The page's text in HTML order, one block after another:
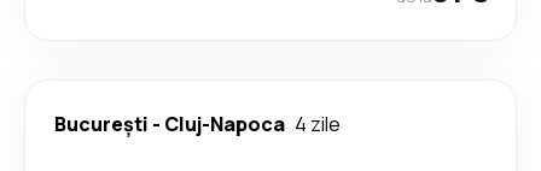
București - Cluj-Napoca 4 zile